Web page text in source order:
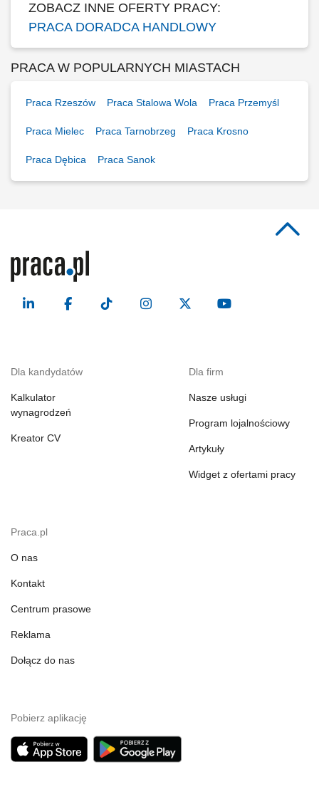
ZOBACZ INNE OFERTY PRACY:
PRACA DORADCA HANDLOWY
PRACA W POPULARNYCH MIASTACH
Praca Rzeszów Praca Stalowa Wola Praca Przemyśl
Praca Mielec Praca Tarnobrzeg Praca Krosno
Praca Dębica Praca Sanok
Dla kandydatów
Kalkulator
wynagrodzeń
Kreator CV
Dla firm
Nasze usługi
Program lojalnościowy
Artykuły
Widget z ofertami pracy
Praca.pl
O nas
Kontakt
Centrum prasowe
Reklama
Dołącz do nas
Pobierz aplikację